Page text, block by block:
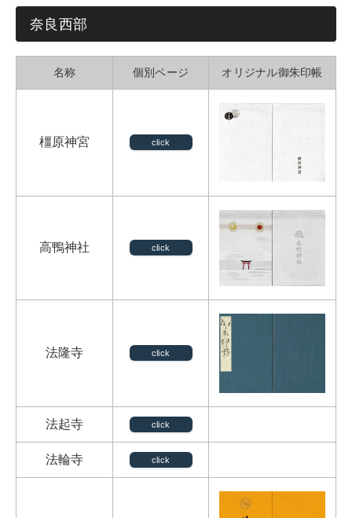
奈良西部
名称 個別ページ オリジナル御朱印帳
橿原神宮 click
高鴨神社 click
法隆寺 click
法起寺 click
法輪寺 click